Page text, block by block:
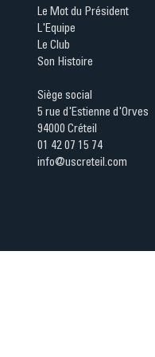
Le Mot du Président
L'Equipe
Le Club
Son Histoire
Siège social
5 rue d'Estienne d'Orves
94000 Créteil
01 42 07 15 74
info@uscreteil.com